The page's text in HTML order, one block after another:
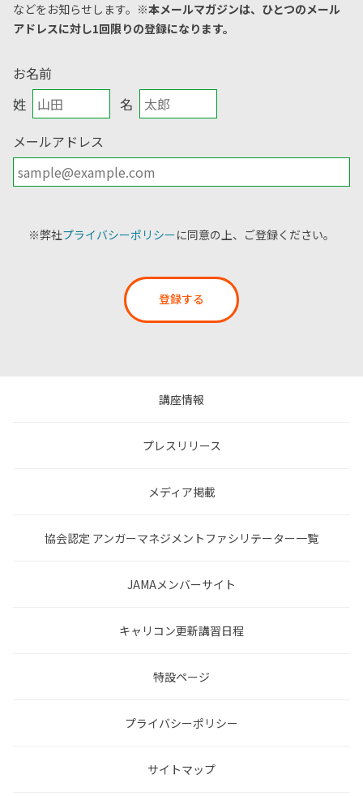
などをお知らせします。 ※本メールマガジンは、ひとつのメール
アドレスに対し1回限りの登録になります。
お名前
姓
名
メールアドレス
※弊社プライバシーポリシーに同意の上、ご登録ください。
登録する
講座情報
プレスリリース
メディア掲載
協会認定 アンガーマネジメントファシリテーター一覧
JAMAメンバーサイト
キャリコン更新講習日程
特設ページ
プライバシーポリシー
サイトマップ